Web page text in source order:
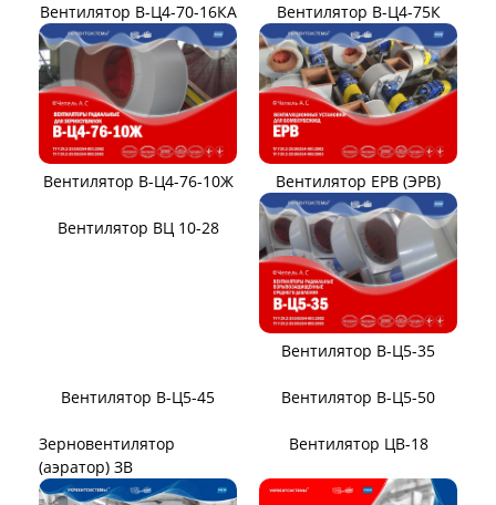
Вентилятор В-Ц4-70-16КА Вентилятор В-Ц4-75К
Вентилятор В-Ц4-76-10Ж Вентилятор ЕРВ (ЭРВ)
Вентилятор В-Ц5-35